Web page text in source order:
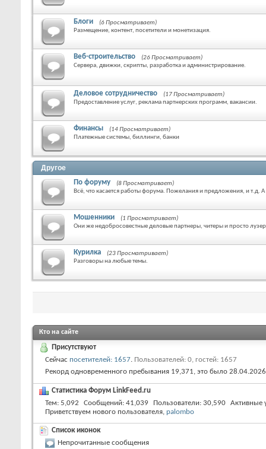
Блоги
(6 Просматривает)
Размещение, контент, посетители и монетизация.
Веб-строительство
(26 Просматривает)
Сервера, движки, скрипты, разработка и администрирование.
Деловое сотрудничество
(17 Просматривает)
Предоставление услуг, реклама партнерских программ, вакансии.
Финансы
(14 Просматривает)
Платежные системы, биллинги, банки
Другое
По форуму
(8 Просматривает)
Всё, что касается работы форума. Пожелания и предложения, и т.д.
Мошенники
(1 Просматривает)
Они же недобросовестные деловые партнеры, читеры и просто
Курилка
(23 Просматривает)
Разговоры на любые темы.
Кто на сайте
Присутствуют
Сейчас посетителей: 1657. Пользователей: 0, гостей: 1657
Рекорд одновременного пребывания 19,371, это было
Статистика Форум LinkFeed.ru
Тем 5,092 Сообщений 41,039 Пользователи 30,590 Активные
Приветствуем нового пользователя, palombo
Список иконок
Непрочитанные сообщения